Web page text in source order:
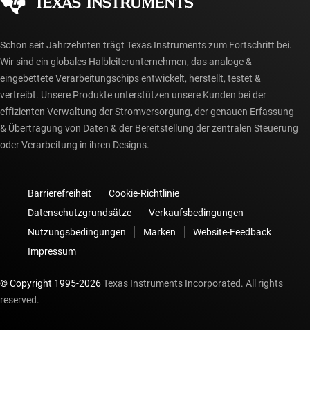
myTI-Konto FAQs
Schon seit Jahrzehnten trägt Texas Instruments zum Fortschritt bei.
Wir sind ein globales Halbleiterunternehmen, das analoge &
eingebettete Verarbeitungschips entwickelt, herstellt, testet &
vertreibt. Unsere Produkte unterstützen unsere Kunden bei der
effizienten Verwaltung der Stromversorgung, der genauen Erfassung
& Übertragung von Daten & der Bereitstellung der zentralen Steuerung
oder Verarbeitung in ihren Designs.
Barrierefreiheit
Cookie-Richtlinie
Datenschutzgrundsätze
Verkaufsbedingungen
Nutzungsbedingungen
Marken
Website-Feedback
Impressum
© Copyright 1995-2026Texas Instruments Incorporated. All rights
reserved.